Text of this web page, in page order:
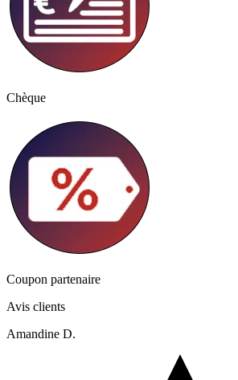
Chèque
Coupon partenaire
Avis clients
Amandine D.